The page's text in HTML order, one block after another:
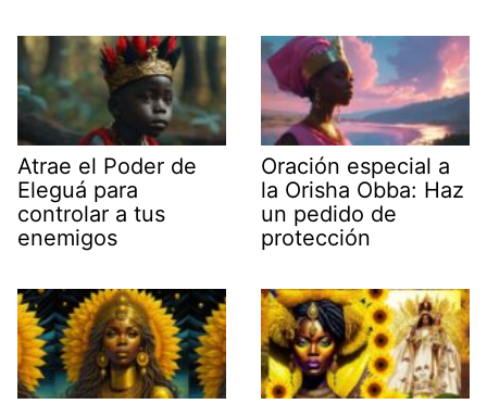
Atrae el Poder de
Eleguá para
controlar a tus
enemigos
Oración especial a
la Orisha Obba: Haz
un pedido de
protección